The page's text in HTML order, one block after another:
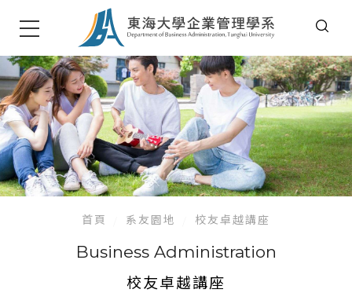
首頁 系友園地 校友卓越講座
Business Administration
校友卓越講座